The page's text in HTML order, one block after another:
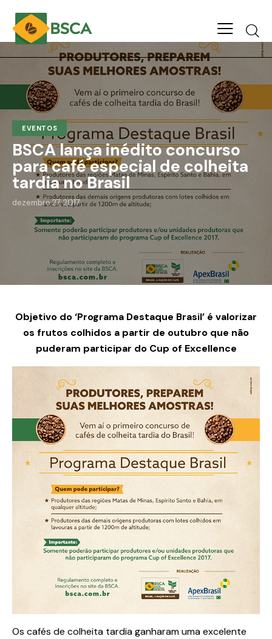
EVENTOS
BSCA lança inédito concurso
para café especial de colheita
tardia no Brasil
dezembro 27, 2017
Objetivo do ‘Programa Destaque Brasil’ é valorizar
os frutos colhidos a partir de outubro que não
puderam participar do Cup of Excellence
Os cafés de colheita tardia ganharam uma excelente